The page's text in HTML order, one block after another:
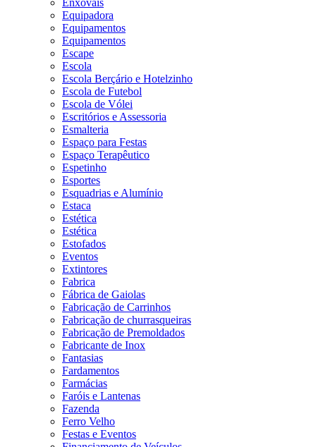
Enxovais
Equipadora
Equipamentos
Equipamentos
Escape
Escola
Escola Berçário e Hotelzinho
Escola de Futebol
Escola de Vólei
Escritórios e Assessoria
Esmalteria
Espaço para Festas
Espaço Terapêutico
Espetinho
Esportes
Esquadrias e Alumínio
Estaca
Estética
Estética
Estofados
Eventos
Extintores
Fabrica
Fábrica de Gaiolas
Fabricação de Carrinhos
Fabricação de churrasqueiras
Fabricação de Premoldados
Fabricante de Inox
Fantasias
Fardamentos
Farmácias
Faróis e Lantenas
Fazenda
Ferro Velho
Festas e Eventos